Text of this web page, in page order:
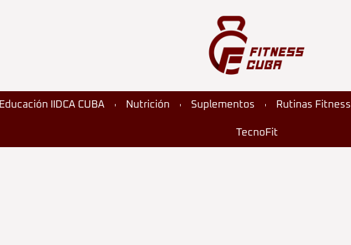
Educación IIDCA CUBA Nutrición Suplementos Rutinas Fitness
TecnoFit